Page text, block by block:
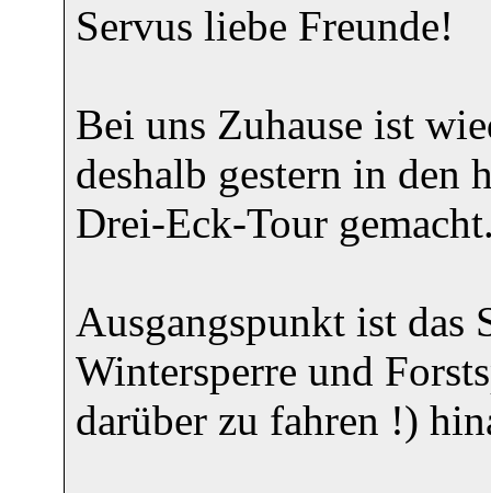
Servus liebe Freunde!
Bei uns Zuhause ist
deshalb gestern in den
Drei-Eck-Tour
Ausgangspunkt ist
Wintersperre und
darüber zu fahren !)